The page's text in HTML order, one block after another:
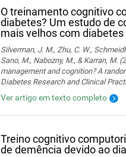
O treinamento cognitivo
diabetes? Um estudo de
mais velhos com diabetes
Silverman, J. M., Zhu, C. W.,
Sano, M., Nabozny, M., & Karran,
management and cognition? A
Diabetes Research and Clinical
Ver artigo em texto completo
Treino cognitivo
de demência devido ao